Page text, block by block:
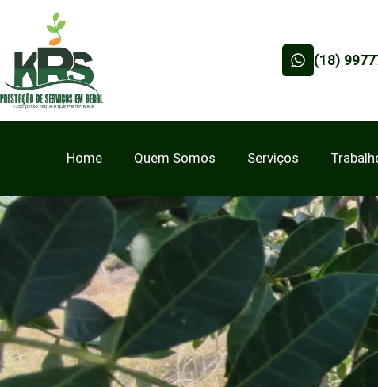
(18)
Home Quem Somos Serviços